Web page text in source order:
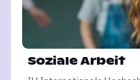
Soziale Arbeit